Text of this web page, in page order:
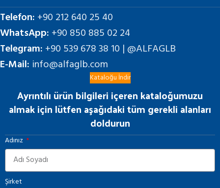
Telefon: +90 212 640 25 40
WhatsApp: +90 850 885 02 24
Telegram: +90 539 678 38 10 | @ALFAGLB
E-Mail: info@alfaglb.com
Kataloğu İndir
Ayrıntılı ürün bilgileri içeren kataloğumuzu
almak için lütfen aşağıdaki tüm gerekli alanları
doldurun
Adınız
Şirket